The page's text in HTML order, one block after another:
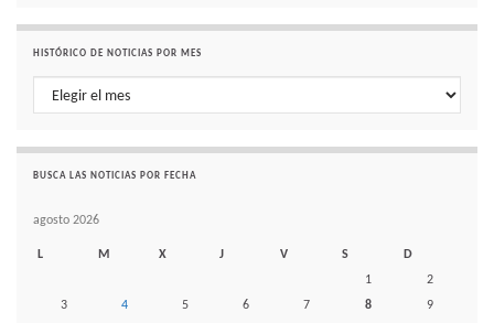
HISTÓRICO DE NOTICIAS POR MES
Histórico de noticias por mes
BUSCA LAS NOTICIAS POR FECHA
agosto 2026
L M X J V S
D
1
2
3
4 5 6 7 8
9